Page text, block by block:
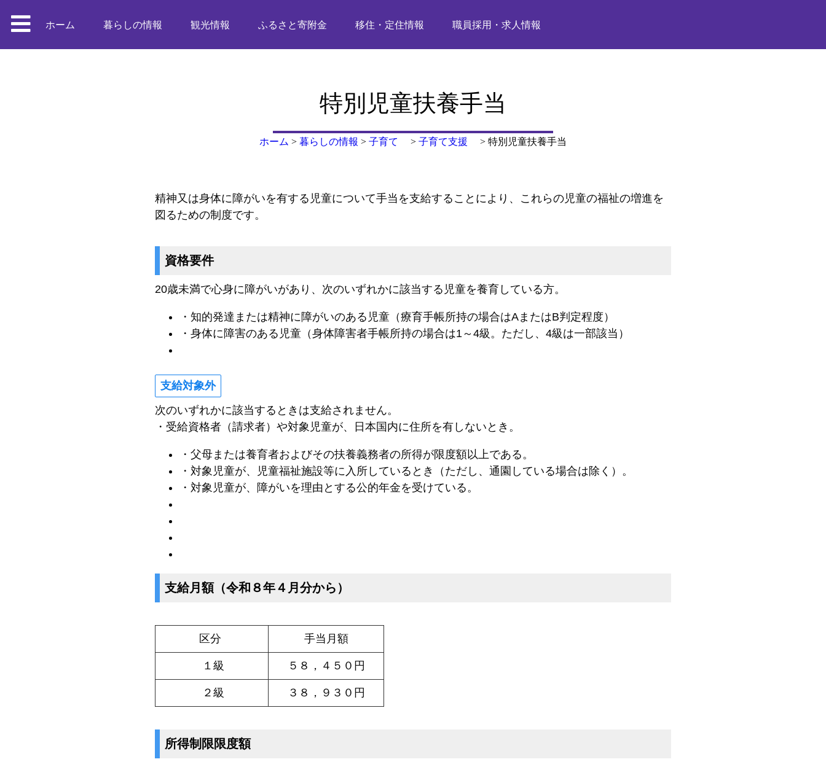
ホーム 暮らしの情報 観光情報 ふるさと寄附金 移住・定住情報 職員採用・求人情報
特別児童扶養手当
ホーム > 暮らしの情報 > 子育て > 子育て支援 > 特別児童扶養手当
精神又は身体に障がいを有する児童について手当を支給することにより、これらの児童の福祉の増進を
図るための制度です。
資格要件
20歳未満で心身に障がいがあり、次のいずれかに該当する児童を養育している方。
・知的発達または精神に障がいのある児童（療育手帳所持の場合はAまたはB判定程度）
・身体に障害のある児童（身体障害者手帳所持の場合は1～4級。ただし、4級は一部該当）
支給対象外
次のいずれかに該当するときは支給されません。
・受給資格者（請求者）や対象児童が、日本国内に住所を有しないとき。
・父母または養育者およびその扶養義務者の所得が限度額以上である。
・対象児童が、児童福祉施設等に入所しているとき（ただし、通園している場合は除く）。
・対象児童が、障がいを理由とする公的年金を受けている。
支給月額（令和８年４月分から）
区分 手当月額
１級 ５８，４５０円
２級 ３８，９３０円
所得制限限度額